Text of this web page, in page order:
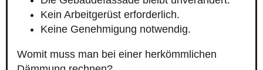
Kein Arbeitgerüst erforderlich.
Keine Genehmigung notwendig.
Womit muss man bei einer herkömmlichen